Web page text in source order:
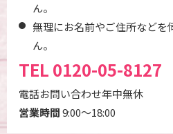
ん。
無理にお名前やご住所などを
ん。
TEL 0120-05-8127
電話お問い合わせ年中無休
営業時間9:00～18:00